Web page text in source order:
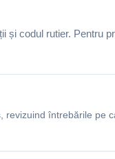
și codul rutier. Pentru
revizuind întrebările pe